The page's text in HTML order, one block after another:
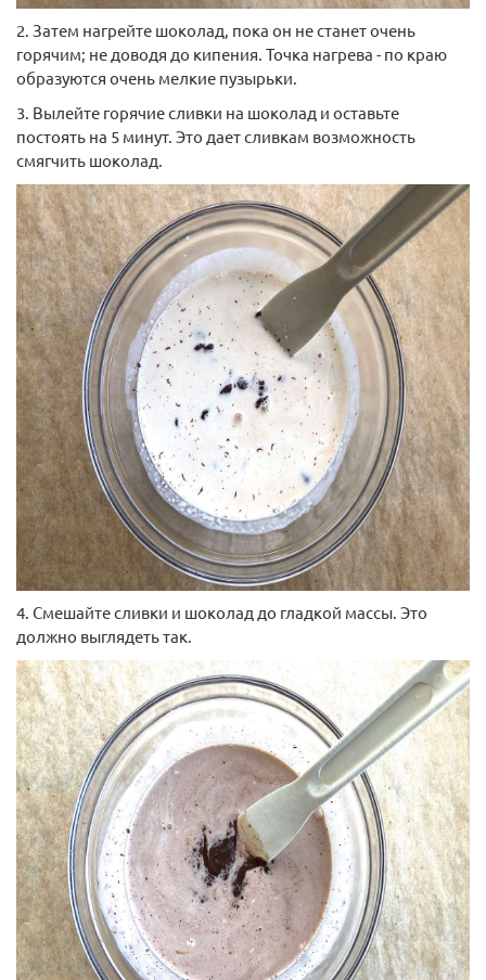
2. Затем нагрейте шоколад, пока он не станет очень
горячим; не доводя до кипения. Точка нагрева - по краю
образуются очень мелкие пузырьки.
3. Вылейте горячие сливки на шоколад и оставьте
постоять на 5 минут. Это дает сливкам возможность
смягчить шоколад.
4. Смешайте сливки и шоколад до гладкой массы. Это
должно выглядеть так.